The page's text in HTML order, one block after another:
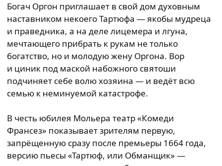
Богач Оргон приглашает в свой дом духовным
наставником некоего Тартюфа — якобы мудреца
и праведника, а на деле лицемера и лгуна,
мечтающего прибрать к рукам не только
богатство, но и молодую жену Оргона. Вор
и циник под маской набожного святоши
подчиняет себе волю хозяина — и ведёт всю
семью к неминуемой катастрофе.
В честь юбилея Мольера театр «Комеди
Франсез» показывает зрителям первую,
запрёщенную сразу после премьеры 1664 года,
версию пьесы «Тартюф, или Обманщик» —